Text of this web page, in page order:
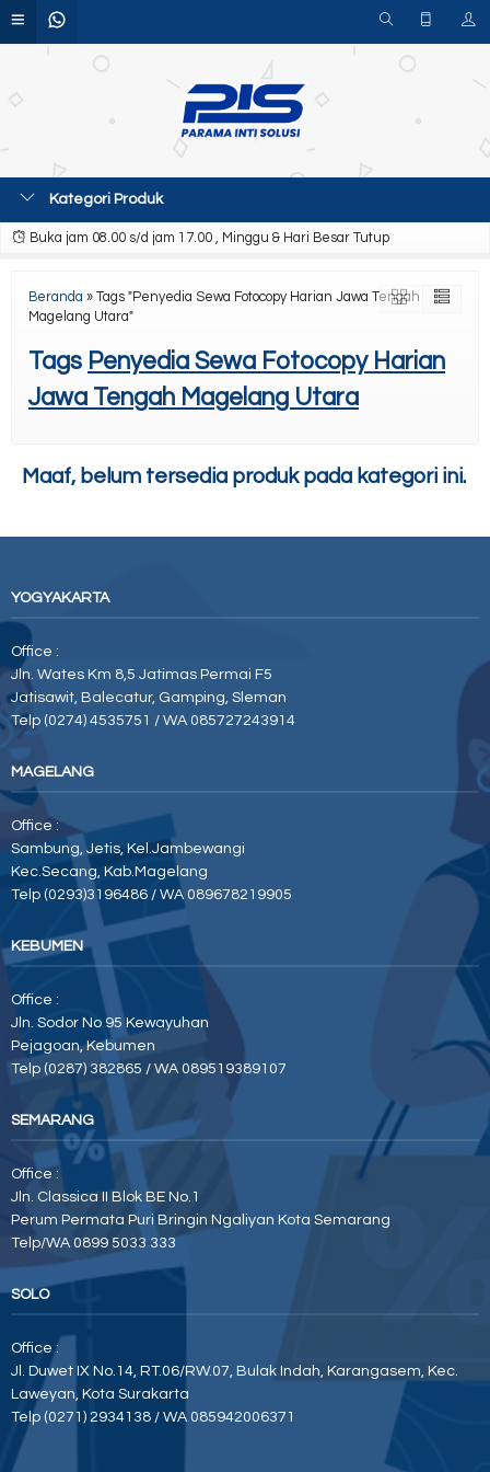
Kategori Produk
Buka jam 08.00 s/d jam 17.00 , Minggu & Hari Besar Tutup
Beranda » Tags "Penyedia Sewa Fotocopy Harian Jawa Tengah
Magelang Utara"
Tags Penyedia Sewa Fotocopy Harian
Jawa Tengah Magelang Utara
Maaf, belum tersedia produk pada kategori ini.
YOGYAKARTA
Office :
Jln. Wates Km 8,5 Jatimas Permai F5
Jatisawit, Balecatur, Gamping, Sleman
Telp (0274) 4535751 / WA 085727243914
MAGELANG
Office :
Sambung, Jetis, Kel.Jambewangi
Kec.Secang, Kab.Magelang
Telp (0293)3196486 / WA 089678219905
KEBUMEN
Office :
Jln. Sodor No 95 Kewayuhan
Pejagoan, Kebumen
Telp (0287) 382865 / WA 089519389107
SEMARANG
Office :
Jln. Classica II Blok BE No.1
Perum Permata Puri Bringin Ngaliyan Kota Semarang
Telp/WA 0899 5033 333
SOLO
Office :
Jl. Duwet IX No.14, RT.06/RW.07, Bulak Indah, Karangasem, Kec.
Laweyan, Kota Surakarta
Telp (0271) 2934138 / WA 085942006371